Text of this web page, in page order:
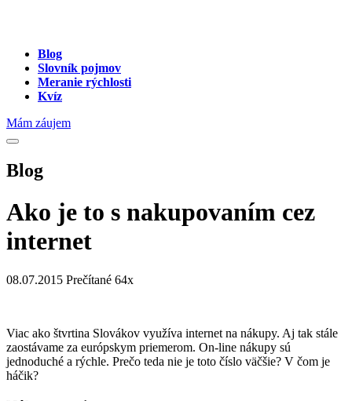
Blog
Slovník pojmov
Meranie rýchlosti
Kvíz
Mám záujem
Blog
Ako je to s nakupovaním cez
internet
08.07.2015 Prečítané 64x
Viac ako štvrtina Slovákov využíva internet na nákupy. Aj tak stále
zaostávame za európskym priemerom. On-line nákupy sú
jednoduché a rýchle. Prečo teda nie je toto číslo väčšie? V čom je
háčik?